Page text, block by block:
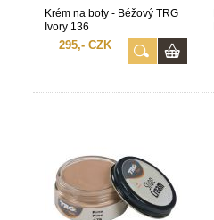
Krém na boty - Béžový TRG
Ivory 136
295,- CZK